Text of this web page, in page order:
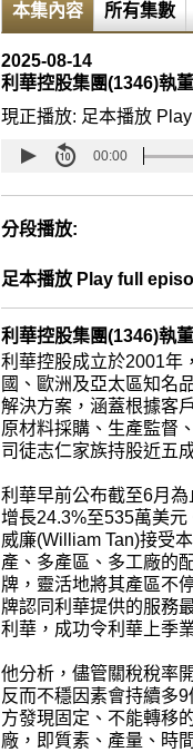
本集內容 所有集數
2025-08-14
利華控股集團(1346)執
現正播放: 足本播放
00:00
分段播放:
足本播放 Play full
利華控股集團(1346)執
利華控股成立於2001年
國、歐洲及亞太區知名
解決方案，涵蓋根據客
原材料採購、生產監督
司徒志仁家族持股近五
利華早前公布截至6月
增長24.3%至535萬美
威廉(William Tan)接受
產、多產區、多工廠的
牌，靈活地將其產區不
牌認同利華提供的服務
利華，成功令利華上季
他分析，儘管關稅稅率
反而不穩因素會持續多
方發現固定、不能轉移
廠，即質素、產量、時